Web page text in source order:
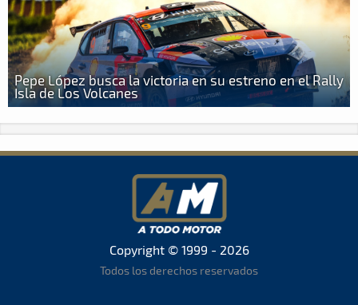
Pepe López busca la victoria en su estreno en el Rally
Isla de Los Volcanes
Copyright © 1999 - 2026
Todos los derechos reservados